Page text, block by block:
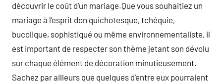
découvrir le coût d’un mariage.Que vous souhaitiez un
mariage à l’esprit don quichotesque, tchéquie,
bucolique, sophistiqué ou même environnementaliste, il
est important de respecter son thème jetant son dévolu
sur chaque élément de décoration minutieusement.
Sachez par ailleurs que quelques d’entre eux pourraient